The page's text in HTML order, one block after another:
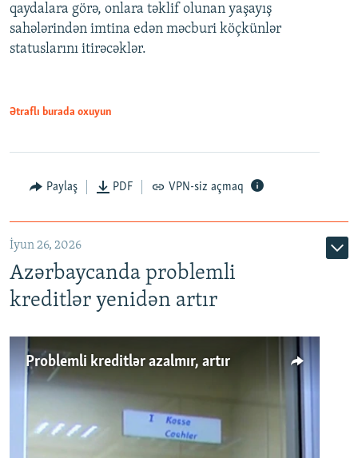
Auto 240p 360p 480p
720p 1080p
720p
qaydalara görə, onlara təklif olunan yaşayış
sahələrindən imtina edən məcburi köçkünlər
statuslarını itirəcəklər.
Ətraflı burada oxuyun
Paylaş PDF VPN-siz açmaq
İyun 26, 2026
Azərbaycanda problemli
kreditlər yenidən artır
Problemli kreditlər azalmır, artır